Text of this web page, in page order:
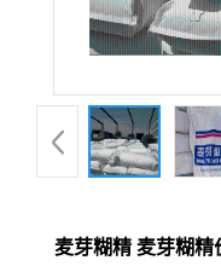
麦芽糊精 麦芽糊精